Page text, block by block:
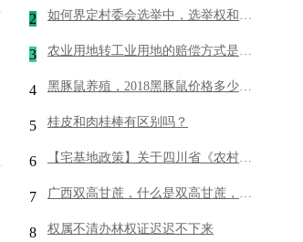
2 如何界定村委会选举中，选举权和被选举权
3 农业用地转工业用地的赔偿方式是什么
4 黑豚鼠养殖，2018黑豚鼠价格多少钱一只？
5 桂皮和肉桂棒有区别吗？
6 【宅基地政策】关于四川省《农村宅基地管理条例》
7 广西双高甘蔗，什么是双高甘蔗，双高甘蔗政策补贴。甘蔗采购需求
8 权属不清办林权证迟迟不下来